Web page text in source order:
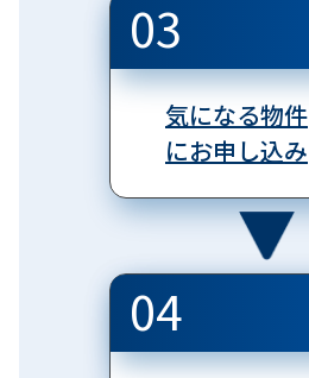
03
気になる物件
にお申し込み
04